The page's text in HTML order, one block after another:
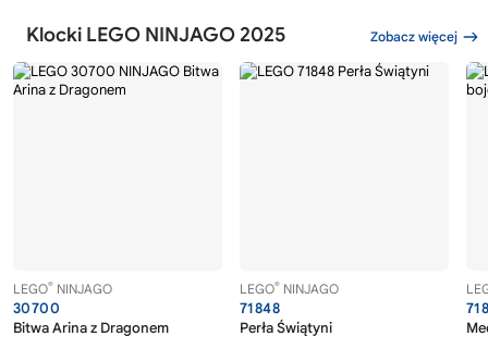
Klocki LEGO NINJAGO 2025 Zobacz więcej
LEGO® NINJAGO
30700
Bitwa Arina z Dragonem
LEGO® NINJAGO
71848
Perła Świątyni